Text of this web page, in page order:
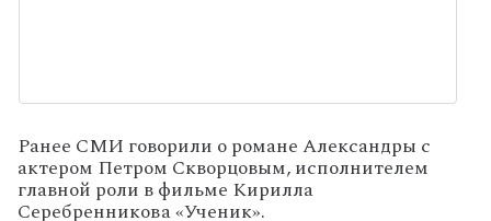
Ранее СМИ говорили о романе Александры с
актером Петром Скворцовым, исполнителем
главной роли в фильме Кирилла
Серебренникова «Ученик».